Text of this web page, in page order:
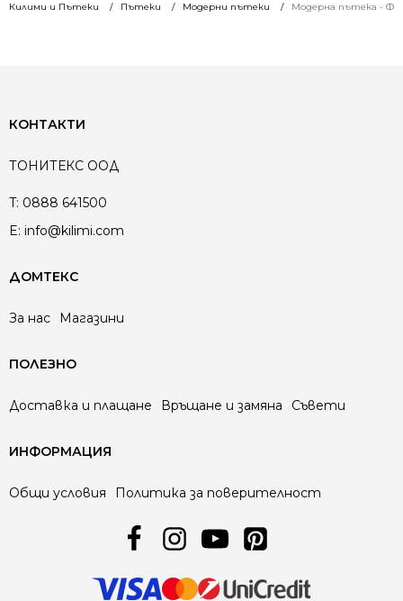
Килими и Пътеки Пътеки Модерни пътеки Модерна пътека -
КОНТАКТИ
ТОНИТЕКС ООД
T: 0888 641500
E: info@kilimi.com
ДОМТЕКС
За нас Магазини
ПОЛЕЗНО
Доставка и плащане Връщане и замяна Съвети
ИНФОРМАЦИЯ
Общи условия Политика за поверителност